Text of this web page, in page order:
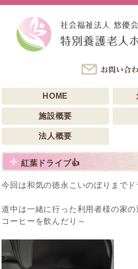
HOME
施設概要
法人概要
紅葉ドライブ👍
今回は和気の徳永こいのぼりまで
道中は一緒に行った利用者様の家の
コーヒーを飲んだり～